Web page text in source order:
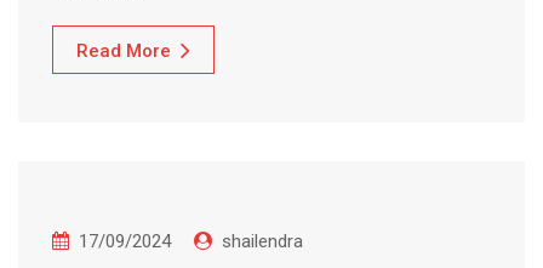
Read More
17/09/2024 shailendra